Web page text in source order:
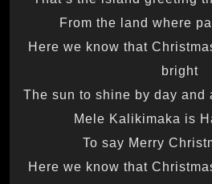
From the land where
Here we know that
bright
The sun to shine by day and
Mele Kalikimaka is
To say Merry
Here we know that